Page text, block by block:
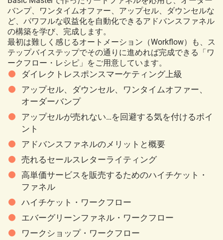
バンプ、ワンタイムオファー、アップセル、ダウンセルな
ど、パワフルな収益化を自動化できるアドバンスファネル
の構築を学び、完成します。
最初は難しく感じるオートメーション（Workflow）も、ス
テップバイステップでその通りに進めれば完成できる「ワ
ークフロー・レシピ」をご用意しています。
ダイレクトレスポンスマーケティング上級
アップセル、ダウンセル、ワンタイムオファー、
オーダーバンプ
アップセルが売れない…を回避する気を付けるポイ
ント
アドバンスファネルのメリットと概要
売れるセールスレターライティング
高単価サービスを販売するためのハイチケット・
ファネル
ハイチケット・ワークフロー
エバーグリーンファネル・ワークフロー
ワークショップ・ワークフロー